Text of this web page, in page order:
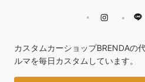
カスタムカーショップBRENDAの
ルマを毎日カスタムしています。